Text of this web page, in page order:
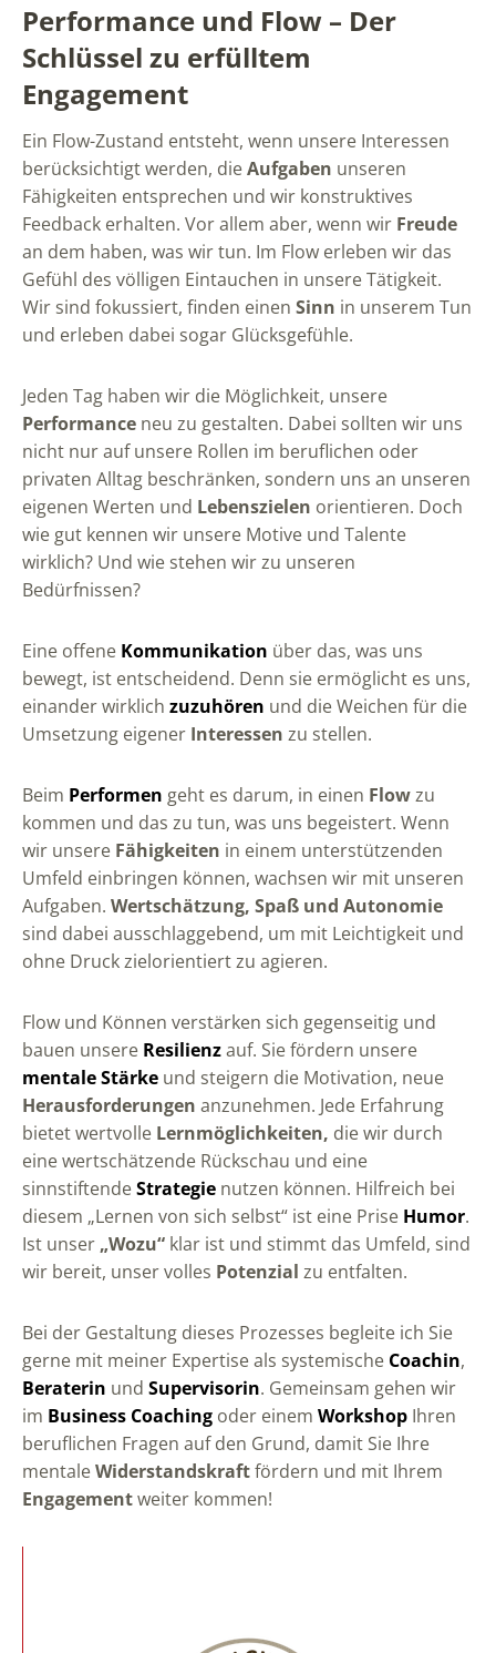
Performance und Flow – Der
Schlüssel zu erfülltem
Engagement
Ein Flow-Zustand entsteht, wenn unsere Interessen
berücksichtigt werden, dieAufgaben unseren
Fähigkeiten entsprechen und wir konstruktives
Feedback erhalten. Vor allem aber, wenn wir Freude
an dem haben, was wir tun. Im Flow erleben wir das
Gefühl des völligen Eintauchen in unsere Tätigkeit.
Wir sind fokussiert, finden einen Sinn in unserem Tun
und erleben dabei sogar Glücksgefühle.
Jeden Tag haben wir die Möglichkeit, unsere
Performance neu zu gestalten. Dabei sollten wir uns
nicht nur auf unsere Rollen im beruflichen oder
privaten Alltag beschränken, sondern uns an unseren
eigenen Werten und Lebenszielen orientieren. Doch
wie gut kennen wir unsere Motive und Talente
wirklich? Und wie stehen wir zu unseren
Bedürfnissen?
Eine offene Kommunikation über das, was uns
bewegt, ist entscheidend. Denn sie ermöglicht es uns,
einander wirklich zuzuhören und die Weichen für die
Umsetzung eigener Interessen zu stellen.
Beim Performen geht es darum, in einen Flowzu
kommen und das zu tun, was uns begeistert. Wenn
wir unsere Fähigkeiten in einem unterstützenden
Umfeld einbringen können, wachsen wir mit unseren
Aufgaben. Wertschätzung, Spaß und Autonomie
sind dabei ausschlaggebend, um mit Leichtigkeit und
ohne Druck zielorientiert zu agieren.
Flow und Können verstärken sich gegenseitig und
bauen unsere Resilienzauf. Sie fördern unsere
mentale Stärke und steigern die Motivation, neue
Herausforderungen anzunehmen. Jede Erfahrung
bietet wertvolle Lernmöglichkeiten, die wir durch
eine wertschätzende Rückschau und eine
sinnstiftendeStrategie nutzen können. Hilfreich bei
diesem „Lernen von sich selbst“ ist eine Prise Humor.
Ist unser „Wozu“ klar ist und stimmt das Umfeld, sind
wir bereit, unser volles Potenzial zu entfalten.
Bei der Gestaltung dieses Prozesses begleite ich Sie
gerne mit meiner Expertise als systemische Coachin,
Beraterin und Supervisorin. Gemeinsam gehen wir
im Business Coaching oder einem Workshop Ihren
beruflichen Fragen auf den Grund, damit Sie Ihre
mentaleWiderstandskraftfördern und mit Ihrem
Engagementweiter kommen!